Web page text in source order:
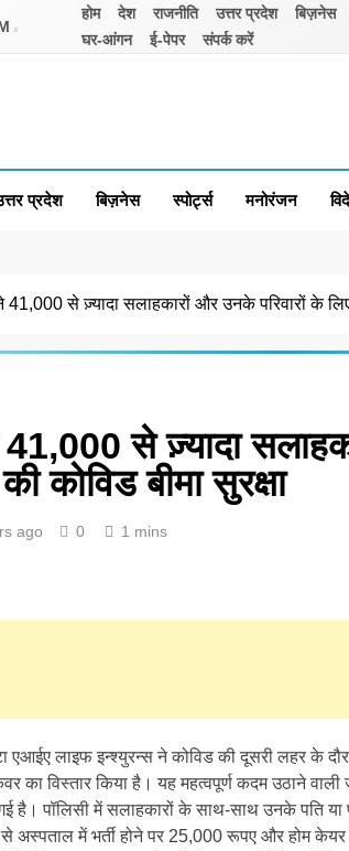
होम देश राजनीति उत्तर प्रदेश बिज़नेस
घर-आंगन
ई-पेपर संपर्क करें
प्रदेश बिज़नेस स्पोर्ट्स मनोरंजन
41,000 से ज़्यादा सलाहकारों और उनके परिवारों के लिए
से ज़्यादा
कोविड बीमा सुरक्षा
ago 0 1 mins
एआईए लाइफ इन्श्युरन्स ने कोविड की दूसरी लहर के
का विस्तार किया है। यह महत्वपूर्ण कदम उठाने वाली
है। पॉलिसी में सलाहकारों के साथ-साथ उनके पति या
अस्पताल में भर्ती होने पर 25,000 रूपए और होम